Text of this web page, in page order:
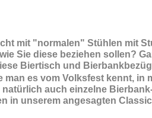
mit "normalen" Stühlen mit
Sie diese beziehen sollen?
Biertisch und
es vom Volksfest kennt, in
auch einzelne
in unserem angesagten